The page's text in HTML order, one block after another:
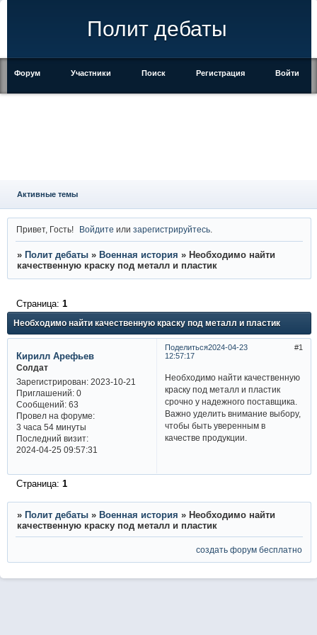
Полит дебаты
Форум Участники Поиск Регистрация Войти
Активные темы
Привет, Гость! Войдите илизарегистрируйтесь
» Полит дебаты » Военная история » Необходимо найти
качественную краску под металл и пластик
Необходимо найти качественную краску под металл и пластик
Страница: 1
Поделиться 1
2024-04-23
12:57:17
Кирилл Арефьев
Солдат
Зарегистрирован: 2023-10-21
Приглашений:0
Сообщений:63
Провел на форуме:
3 часа 54 минуты
Последний визит:
2024-04-25 09:57:31
Необходимо найти качественную
краску под металл и пластик
срочно у надежного поставщика.
Важно уделить внимание выбору,
чтобы быть уверенным в
качестве продукции.
Страница: 1
» Полит дебаты » Военная история » Необходимо найти
качественную краску под металл и пластик
создать форум бесплатно